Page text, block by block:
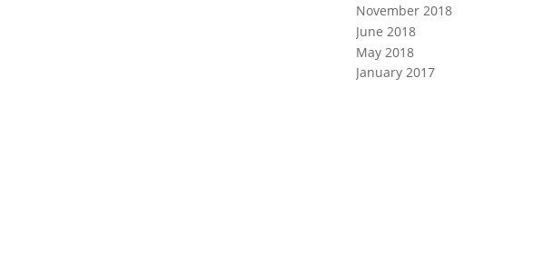
November 2018
June 2018
May 2018
January 2017